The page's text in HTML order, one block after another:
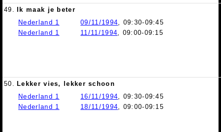
49.
Ik maak je beter
Nederland 1
09/11/1994, 09:30-09:45
Nederland 1
11/11/1994, 09:00-09:15
50. Lekker vies, lekker schoon
Nederland 1
16/11/1994, 09:30-09:45
Nederland 1
18/11/1994, 09:00-09:15